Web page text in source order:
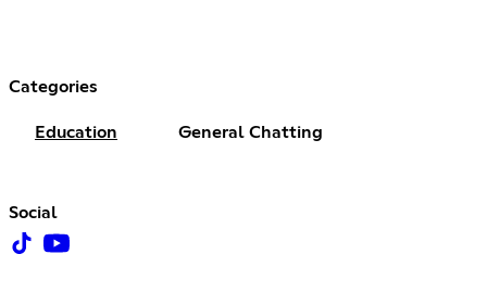
Categories
Education General Chatting
Social